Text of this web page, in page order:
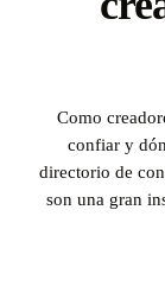
Como
confiar y
directorio de
son una gran